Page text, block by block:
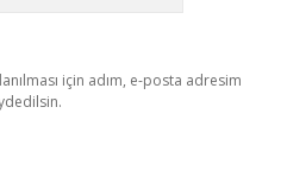
için adım, e-posta adresim